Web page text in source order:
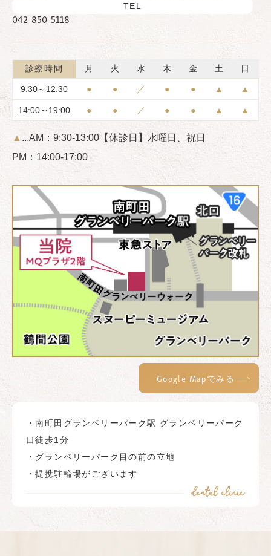
TEL
042-850-5118
診療時間 月 火 水 木 金 土 日
9:30～12:30 ● ● ／ ● ● ▲ ▲
14:00～19:00 ● ● ／ ● ● ▲ ▲
▲ ...AM：9:30-13:00
PM：14:00-17:00
【休診日】水曜日、祝日
Google Mapでみる
・南町田グランベリーパーク駅 グランベリーパーク
口徒歩1分
・グランベリーパーク目の前の立地
・提携駐輪場がございます